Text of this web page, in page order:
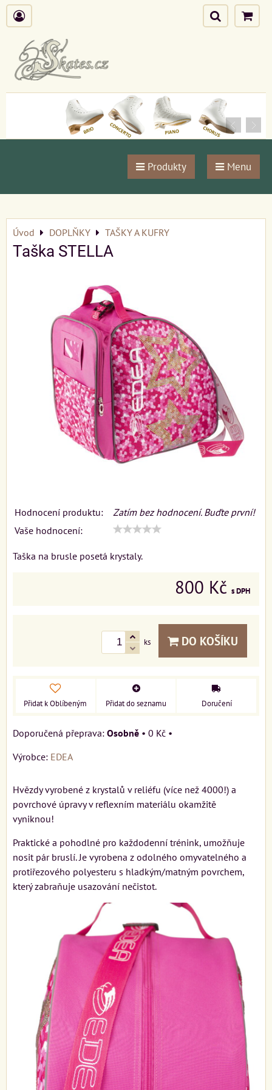
Produkty Menu
Úvod DOPLŇKY TAŠKY A KUFRY
Taška STELLA
Hodnocení produktu:
Zatím bez hodnocení. Buďte první!
Vaše hodnocení:
Taška na brusle posetá krystaly.
800 Kč s DPH
ks DO KOŠÍKU
Přidat k Oblíbeným Přidat do seznamu Doručení
Osobně • 0 Kč •
Výrobce: EDEA
Hvězdy vyrobené z krystalů v reliéfu (více než 4000!) a
povrchové úpravy v reflexním materiálu okamžitě
vyniknou!
Praktické a pohodlné pro každodenní trénink, umožňuje
nosit pár bruslí. Je vyrobena z odolného omyvatelného a
protiřezového polyesteru s hladkým/matným povrchem,
který zabraňuje usazování nečistot.